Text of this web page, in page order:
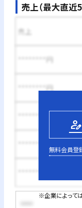
売上（最大直近5
売上
********円
********円
********円
person_edit
無料会員登
※企業によって